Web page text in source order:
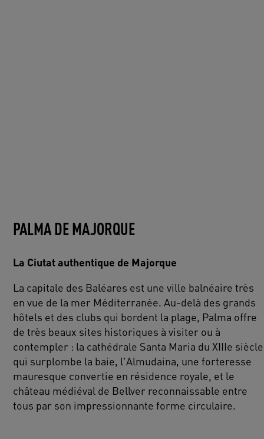
PALMA DE MAJORQUE
La Ciutat authentique de Majorque
La capitale des Baléares est une ville balnéaire très
en vue de la mer Méditerranée. Au-delà des grands
hôtels et des clubs qui bordent la plage, Palma offre
de très beaux sites historiques à visiter ou à
contempler : la cathédrale Santa Maria du XIIIe siècle
qui surplombe la baie, l'Almudaina, une forteresse
mauresque convertie en résidence royale, et le
château médiéval de Bellver reconnaissable entre
tous par son impressionnante forme circulaire.